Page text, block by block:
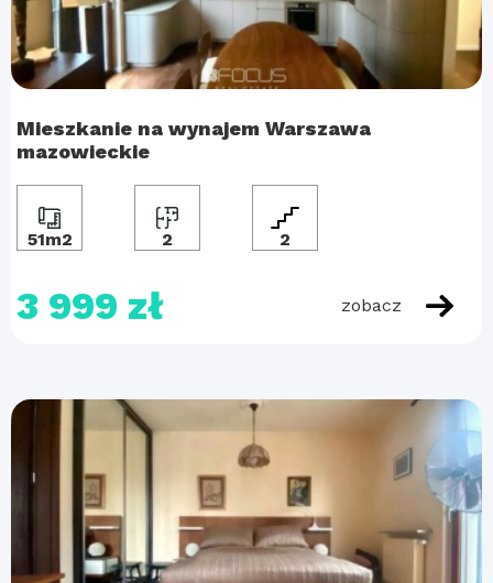
Mieszkanie na wynajem Warszawa
mazowieckie
51m2 2 2
3 999 zł zobacz